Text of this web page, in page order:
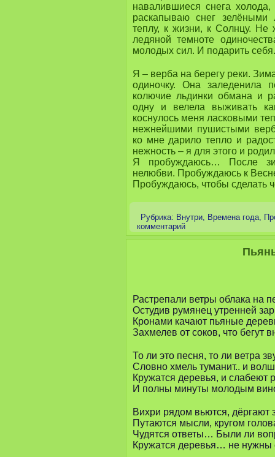
навалившиеся снега
раскапываю снег
теплу, к жизни, к Солнцу.
ледяной темноте
молодых сил. И подарить себя.
Я – верба на берегу реки.
одиночку. Она
колючие льдинки обмана и
одну и велела выживать
коснулось меня ласковыми
нежнейшими пушистыми
ко мне дарило тепло и
нежность – я для этого и
Я пробуждаюсь… После
нелюбви. Пробуждаюсь к
Пробуждаюсь, чтобы сделать
Рубрика: Внутри, Времена года,
комментарий
Растрепали ветры облака на
Остудив румянец утренней
Кронами качают пьяные
Захмелев от соков, что бегут
То ли это песня, то ли ветра
Словно хмель туманит.. и
Кружатся деревья, и слабеют
И полны минуты молодым
Вихри рядом вьются, дёргают
Путаются мысли, кругом
Чудятся ответы… Были ли
Кружатся деревья… не нужны